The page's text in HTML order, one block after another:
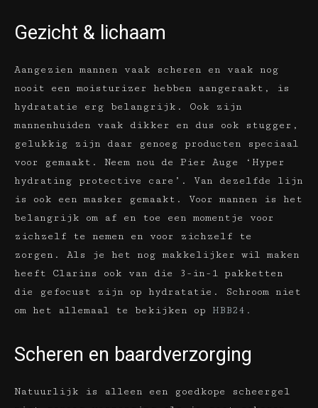
Gezicht & lichaam
Aangezien mannen vaak scheren en vaak nog
nooit een moisturizer hebben aangeraakt, is
hydratatie erg belangrijk. Ook zijn
mannenhuiden vaak dikker en dus ook stugger,
gelukkig zijn daar genoeg producten speciaal
voor gemaakt. Neem nou de Pier Auge ‘Hyper
hydrating protective care’. Van dezelfde lijn
is ook een masker gemaakt. Voor mannen is het
belangrijk om af en toe een momentje voor
zichzelf te nemen en voor zichzelf te
zorgen. Als je het nog makkelijker wil maken
heeft Clarins ook van die 3-in-1 pakketten
die gefocust zijn op hydratatie. Schroom niet
om het allemaal te bekijken op HBB24.
Scheren en baardverzorging
Natuurlijk is alleen een goedkope scheergel